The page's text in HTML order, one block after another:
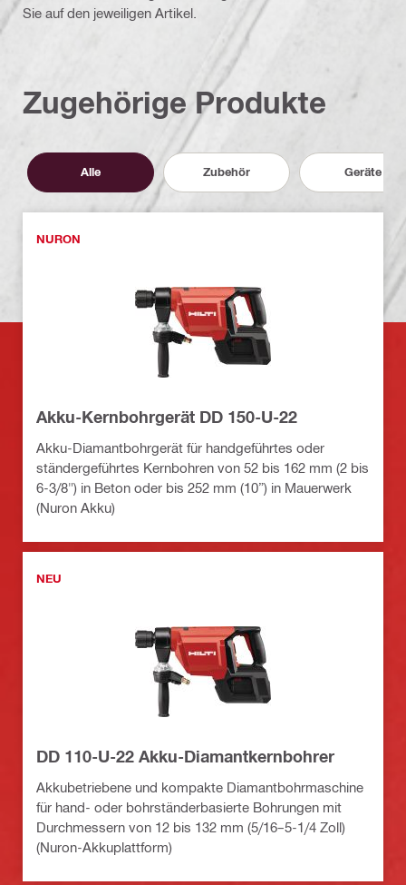
Sie auf den jeweiligen Artikel.
Zugehörige Produkte
Alle Zubehör Geräte
NURON
Akku-Kernbohrgerät DD 150-U-22
Akku-Diamantbohrgerät für handgeführtes oder
ständergeführtes Kernbohren von 52 bis 162 mm (2 bis
6-3/8") in Beton oder bis 252 mm (10”) in Mauerwerk
(Nuron Akku)
NEU
DD 110-U-22 Akku-Diamantkernbohrer
Akkubetriebene und kompakte Diamantbohrmaschine
für hand- oder bohrständerbasierte Bohrungen mit
Durchmessern von 12 bis 132 mm (5/16–5-1/4 Zoll)
(Nuron-Akkuplattform)